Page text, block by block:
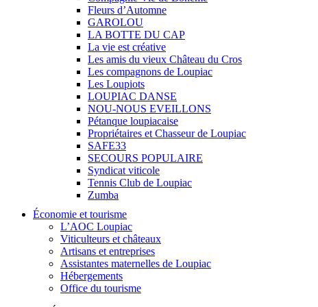
Fleurs d’Automne
GAROLOU
LA BOTTE DU CAP
La vie est créative
Les amis du vieux Château du Cros
Les compagnons de Loupiac
Les Loupiots
LOUPIAC DANSE
NOU-NOUS EVEILLONS
Pétanque loupiacaise
Propriétaires et Chasseur de Loupiac
SAFE33
SECOURS POPULAIRE
Syndicat viticole
Tennis Club de Loupiac
Zumba
Économie et tourisme
L’AOC Loupiac
Viticulteurs et châteaux
Artisans et entreprises
Assistantes maternelles de Loupiac
Hébergements
Office du tourisme